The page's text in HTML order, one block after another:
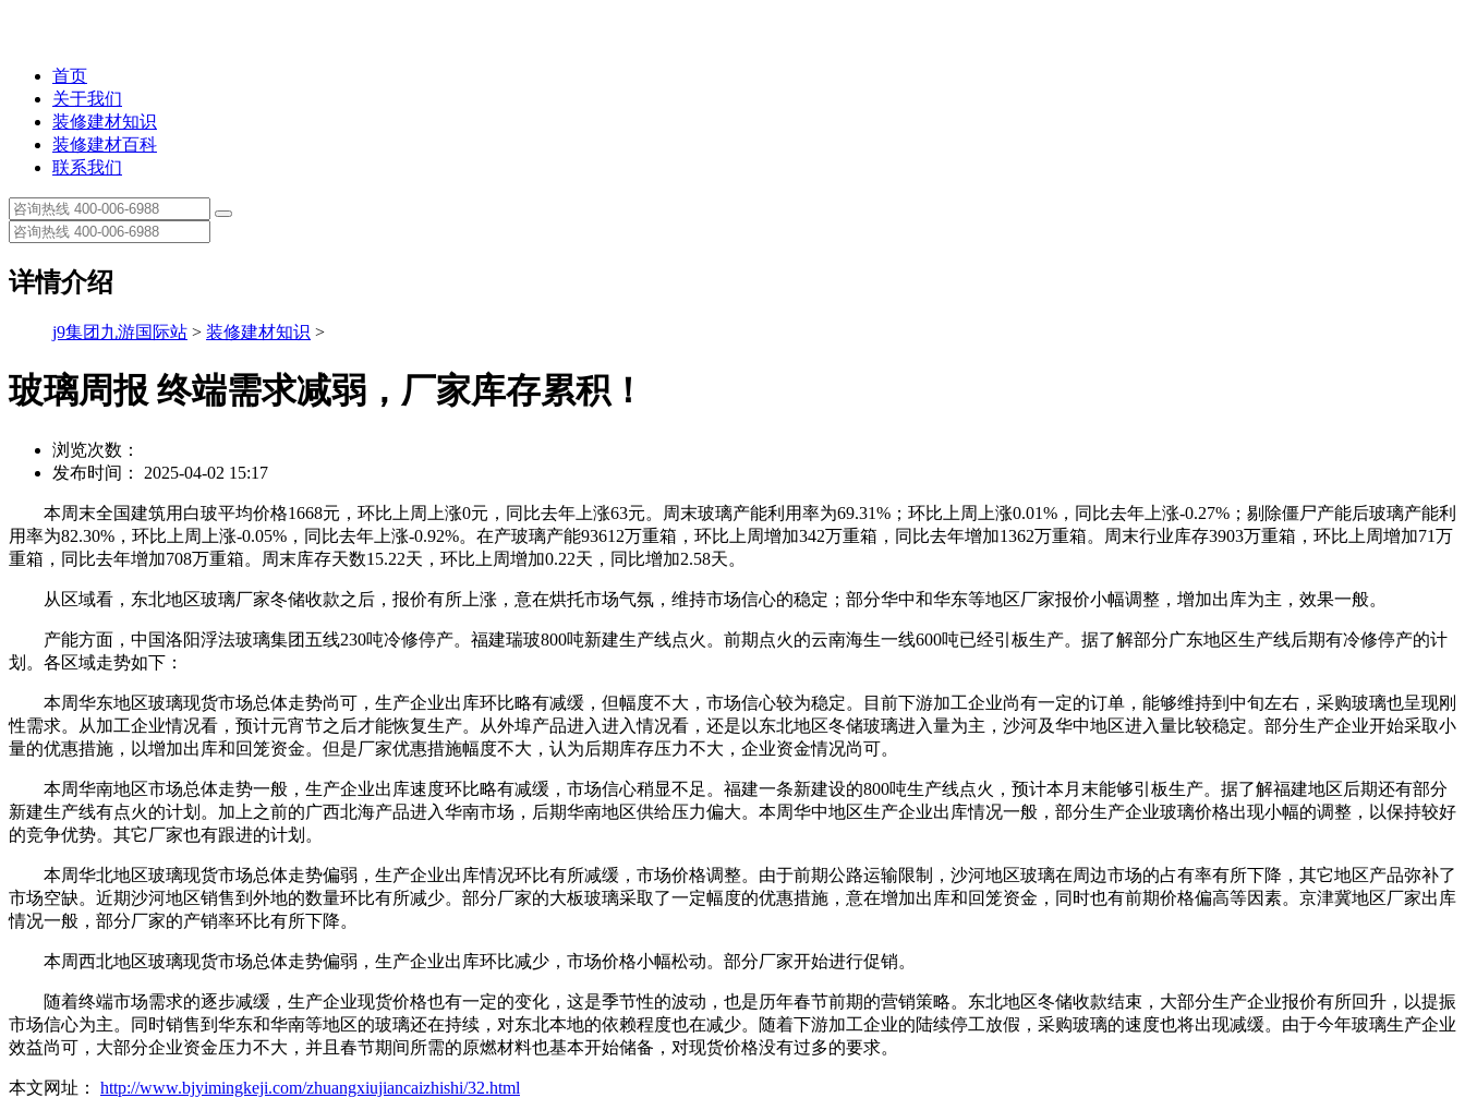
首页
关于我们
装修建材知识
装修建材百科
联系我们
详情介绍
j9集团九游国际站 > 装修建材知识 >
玻璃周报 终端需求减弱，厂家库存累积！
浏览次数：
发布时间： 2025-04-02 15:17
本周末全国建筑用白玻平均价格1668元，环比上周上涨0元，同比去年上涨63元。周末玻璃产能利用率为69.31%；环比上周上涨0.01%，同比去年上涨-0.27%；剔除僵尸产能后玻璃产能利
用率为82.30%，环比上周上涨-0.05%，同比去年上涨-0.92%。在产玻璃产能93612万重箱，环比上周增加342万重箱，同比去年增加1362万重箱。周末行业库存3903万重箱，环比上周增加71万
重箱，同比去年增加708万重箱。周末库存天数15.22天，环比上周增加0.22天，同比增加2.58天。
从区域看，东北地区玻璃厂家冬储收款之后，报价有所上涨，意在烘托市场气氛，维持市场信心的稳定；部分华中和华东等地区厂家报价小幅调整，增加出库为主，效果一般。
产能方面，中国洛阳浮法玻璃集团五线230吨冷修停产。福建瑞玻800吨新建生产线点火。前期点火的云南海生一线600吨已经引板生产。据了解部分广东地区生产线后期有冷修停产的计
划。各区域走势如下：
本周华东地区玻璃现货市场总体走势尚可，生产企业出库环比略有减缓，但幅度不大，市场信心较为稳定。目前下游加工企业尚有一定的订单，能够维持到中旬左右，采购玻璃也呈现刚
性需求。从加工企业情况看，预计元宵节之后才能恢复生产。从外埠产品进入进入情况看，还是以东北地区冬储玻璃进入量为主，沙河及华中地区进入量比较稳定。部分生产企业开始采取小
量的优惠措施，以增加出库和回笼资金。但是厂家优惠措施幅度不大，认为后期库存压力不大，企业资金情况尚可。
本周华南地区市场总体走势一般，生产企业出库速度环比略有减缓，市场信心稍显不足。福建一条新建设的800吨生产线点火，预计本月末能够引板生产。据了解福建地区后期还有部分
新建生产线有点火的计划。加上之前的广西北海产品进入华南市场，后期华南地区供给压力偏大。本周华中地区生产企业出库情况一般，部分生产企业玻璃价格出现小幅的调整，以保持较好
的竞争优势。其它厂家也有跟进的计划。
本周华北地区玻璃现货市场总体走势偏弱，生产企业出库情况环比有所减缓，市场价格调整。由于前期公路运输限制，沙河地区玻璃在周边市场的占有率有所下降，其它地区产品弥补了
市场空缺。近期沙河地区销售到外地的数量环比有所减少。部分厂家的大板玻璃采取了一定幅度的优惠措施，意在增加出库和回笼资金，同时也有前期价格偏高等因素。京津冀地区厂家出库
情况一般，部分厂家的产销率环比有所下降。
本周西北地区玻璃现货市场总体走势偏弱，生产企业出库环比减少，市场价格小幅松动。部分厂家开始进行促销。
随着终端市场需求的逐步减缓，生产企业现货价格也有一定的变化，这是季节性的波动，也是历年春节前期的营销策略。东北地区冬储收款结束，大部分生产企业报价有所回升，以提振
市场信心为主。同时销售到华东和华南等地区的玻璃还在持续，对东北本地的依赖程度也在减少。随着下游加工企业的陆续停工放假，采购玻璃的速度也将出现减缓。由于今年玻璃生产企业
效益尚可，大部分企业资金压力不大，并且春节期间所需的原燃材料也基本开始储备，对现货价格没有过多的要求。
本文网址： http://www.bjyimingkeji.com/zhuangxiujiancaizhishi/32.html